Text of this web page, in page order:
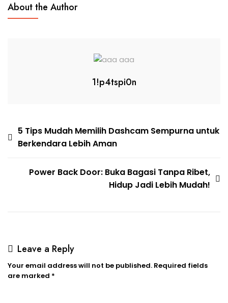
About the Author
1!p4tspi0n
5 Tips Mudah Memilih Dashcam Sempurna untuk
Berkendara Lebih Aman
Power Back Door: Buka Bagasi Tanpa Ribet,
Hidup Jadi Lebih Mudah!
Leave a Reply
Your email address will not be published. Required fields
are marked *